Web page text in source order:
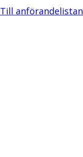
Till anförandelistan